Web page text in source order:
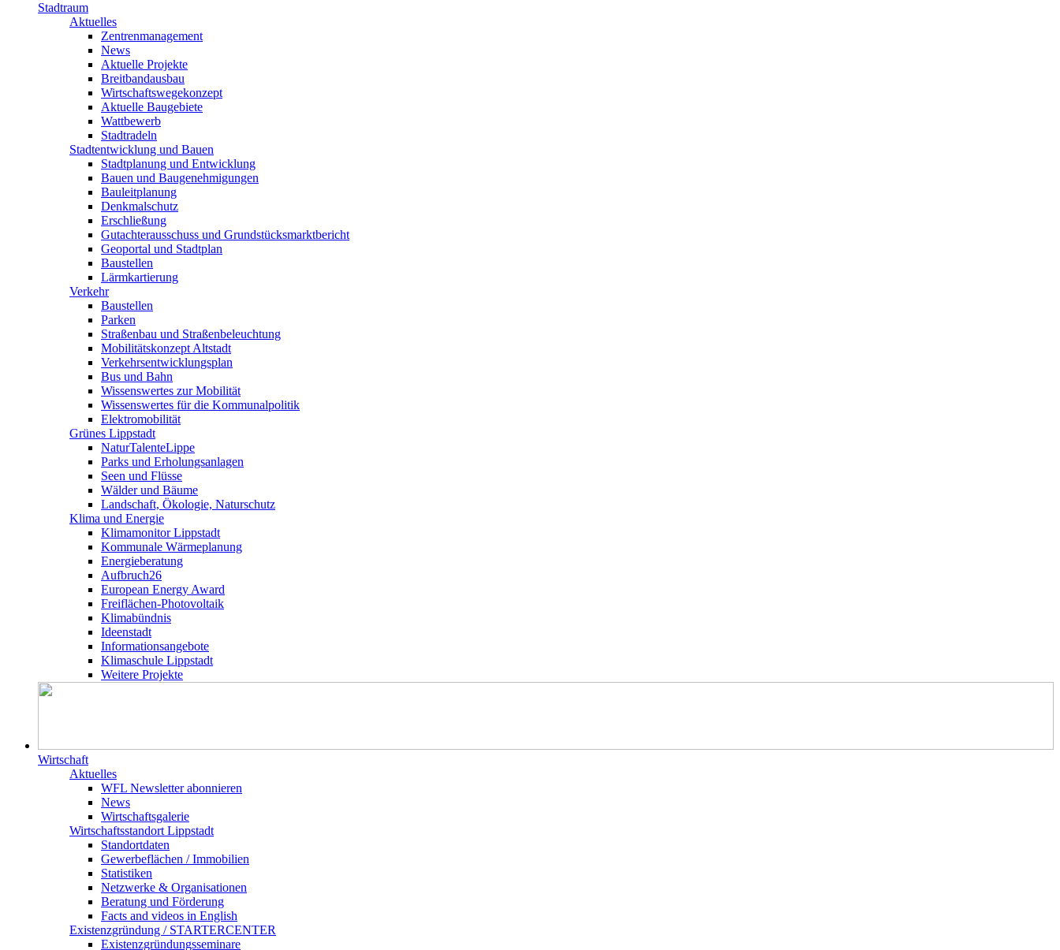
Stadtraum
Aktuelles
Zentrenmanagement
News
Aktuelle Projekte
Breitbandausbau
Wirtschaftswegekonzept
Aktuelle Baugebiete
Wattbewerb
Stadtradeln
Stadtentwicklung und Bauen
Stadtplanung und Entwicklung
Bauen und Baugenehmigungen
Bauleitplanung
Denkmalschutz
Erschließung
Gutachterausschuss und Grundstücksmarktbericht
Geoportal und Stadtplan
Baustellen
Lärmkartierung
Verkehr
Baustellen
Parken
Straßenbau und Straßenbeleuchtung
Mobilitätskonzept Altstadt
Verkehrsentwicklungsplan
Bus und Bahn
Wissenswertes zur Mobilität
Wissenswertes für die Kommunalpolitik
Elektromobilität
Grünes Lippstadt
NaturTalenteLippe
Parks und Erholungsanlagen
Seen und Flüsse
Wälder und Bäume
Landschaft, Ökologie, Naturschutz
Klima und Energie
Klimamonitor Lippstadt
Kommunale Wärmeplanung
Energieberatung
Aufbruch26
European Energy Award
Freiflächen-Photovoltaik
Klimabündnis
Ideenstadt
Informationsangebote
Klimaschule Lippstadt
Weitere Projekte
Wirtschaft
Aktuelles
WFL Newsletter abonnieren
News
Wirtschaftsgalerie
Wirtschafts­­standort Lippstadt
Standortdaten
Gewerbeflächen / Immobilien
Statistiken
Netzwerke & Organisationen
Beratung und Förderung
Facts and videos in English
Existenz­gründung / STARTERCENTER
Existenzgründungsseminare